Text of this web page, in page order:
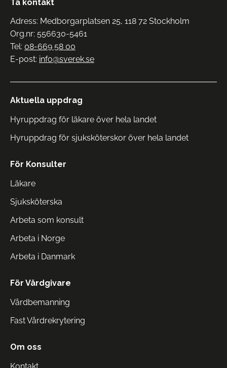
Ta kontakt
Adress: Medborgarplatsen 25, 118 72 Stockholm
Org.nr: 556630-5461
Tel: 08-669 58 00
E-post: info@sverek.se
Aktuella uppdrag
Hyruppdrag för läkare över hela landet
Hyruppdrag för sjuksköterskor över hela landet
För Konsulter
Läkare
Sjuksköterska
Arbeta som konsult
Arbeta i Norge
Arbeta i Danmark
För Vårdgivare
Vårdbemanning
Fast Vårdrekrytering
Om oss